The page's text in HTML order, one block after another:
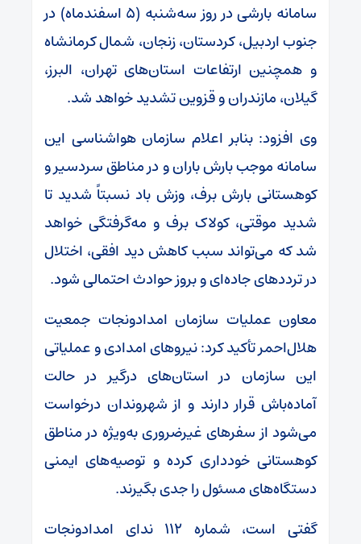
سامانه بارشی در روز سه‌شنبه (۵ اسفندماه) در
جنوب اردبیل، کردستان، زنجان، شمال کرمانشاه
و همچنین ارتفاعات استان‌های تهران، البرز،
گیلان، مازندران و قزوین تشدید خواهد شد.
وی افزود: بنابر اعلام سازمان هواشناسی این
سامانه موجب بارش باران و در مناطق سردسیر و
کوهستانی بارش برف، وزش باد نسبتاً شدید تا
شدید موقتی، کولاک برف و مه‌گرفتگی خواهد
شد که می‌تواند سبب کاهش دید افقی، اختلال
در ترددهای جاده‌ای و بروز حوادث احتمالی شود.
معاون عملیات سازمان امدادونجات جمعیت
هلال‌احمر تأکید کرد: نیروهای امدادی و عملیاتی
این سازمان در استان‌های درگیر در حالت
آماده‌باش قرار دارند و از شهروندان درخواست
می‌شود از سفرهای غیرضروری به‌ویژه در مناطق
کوهستانی خودداری کرده و توصیه‌های ایمنی
دستگاه‌های مسئول را جدی بگیرند.
گفتی است، شماره ۱۱۲ ندای امدادونجات